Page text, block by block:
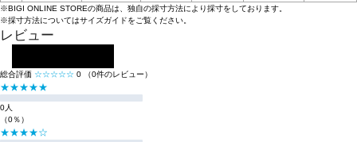
※BIGI ONLINE STOREの商品は、独自の採寸方法により採寸をしております。
※採寸方法についてはサイズガイドをご覧ください。
レビュー
総合評価 ☆☆☆☆☆ 0 （0件のレビュー）
★★★★★
0人
（0％）
★★★★☆